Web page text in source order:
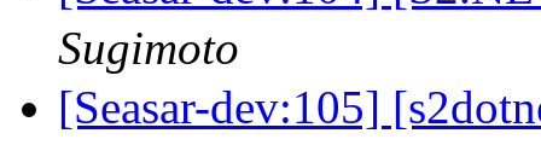
Sugimoto
[Seasar-dev:105]